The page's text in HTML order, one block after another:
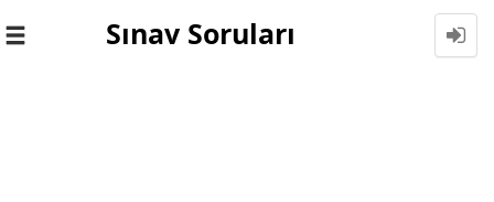
Toggle
Sınav Soruları